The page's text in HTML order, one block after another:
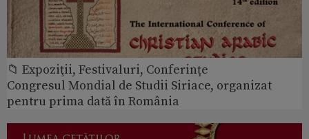
📁 Expoziţii, Festivaluri, Conferințe
Congresul Mondial de Studii Siriace, organizat
pentru prima dată în România